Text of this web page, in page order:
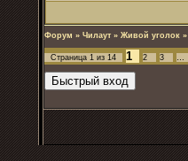
Форум » Чилаут » Живой уголок »
Страница 1 из 14 1 2 3 …